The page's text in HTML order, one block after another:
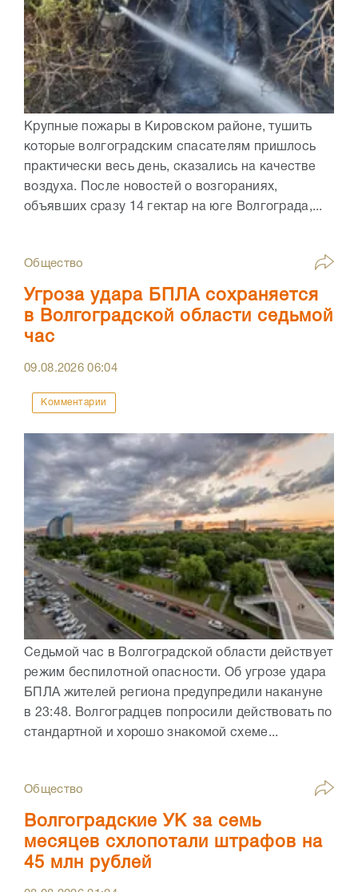
Крупные пожары в Кировском районе, тушить
которые волгоградским спасателям пришлось
практически весь день, сказались на качестве
воздуха. После новостей о возгораниях,
объявших сразу 14 гектар на юге Волгограда,...
Общество
Угроза удара БПЛА сохраняется
в Волгоградской области седьмой
час
09.08.202606:04
Комментарии
Седьмой час в Волгоградской области действует
режим беспилотной опасности. Об угрозе удара
БПЛА жителей региона предупредили накануне
в 23:48. Волгоградцев попросили действовать по
стандартной и хорошо знакомой схеме...
Общество
Волгоградские УК за семь
месяцев схлопотали штрафов на
45 млн рублей